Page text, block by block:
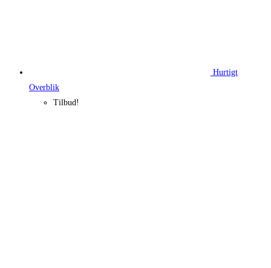
Hurtigt
Overblik
Tilbud!